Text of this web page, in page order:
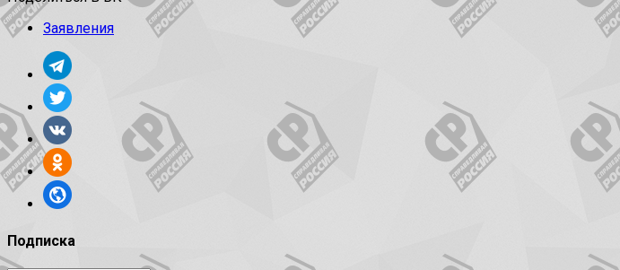
Заявления
Подписка